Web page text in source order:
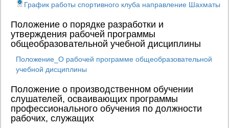
График работы спортивного клуба направление Шахматы
Положение о порядке разработки и
утверждения рабочей программы
общеобразовательной учебной дисциплины
Положение_О рабочей программе общеобразовательной
учебной дисциплины
Положение о производственном обучении
слушателей, осваивающих программы
профессионального обучения по должности
рабочих, служащих